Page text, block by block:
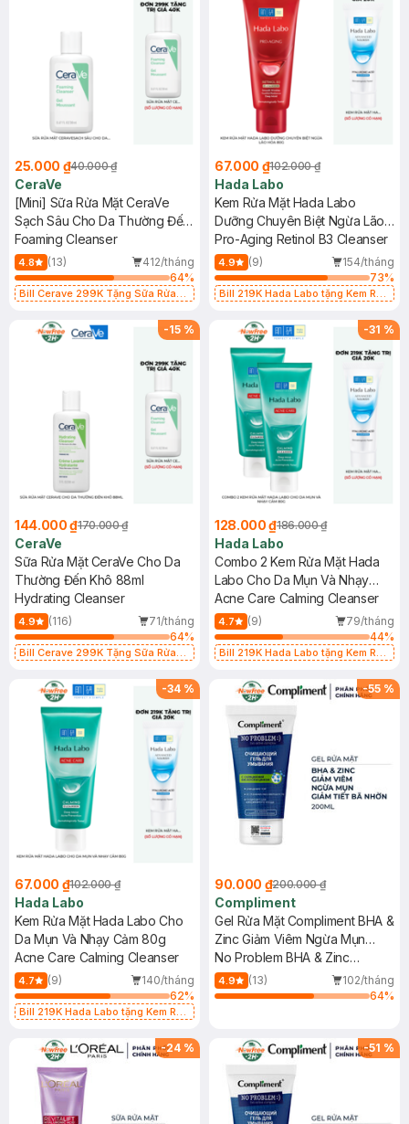
25.000 ₫40.000 ₫
CeraVe
[Mini] Sữa Rửa Mặt CeraVe
Sạch Sâu Cho Da Thường Đến
Da Dầu 30ml
Foaming Cleanser
4.8 (13)
412/tháng
64%
Bill Cerave 299K Tặng Sữa Rửa
67.000 ₫102.000 ₫
Hada Labo
Kem Rửa Mặt Hada Labo
Dưỡng Chuyên Biệt Ngừa Lão
Hóa 80g
Pro-Aging Retinol B3 Cleanser
4.9 (9)
154/tháng
73%
Bill 219K Hada Labo tặng Kem Rửa
-15 %
144.000 ₫170.000 ₫
CeraVe
Sữa Rửa Mặt CeraVe Cho Da
Thường Đến Khô 88ml
Hydrating Cleanser
4.9 (116)
71/tháng
64%
Bill Cerave 299K Tặng Sữa Rửa
-31 %
128.000 ₫186.000 ₫
Hada Labo
Combo 2 Kem Rửa Mặt Hada
Labo Cho Da Mụn Và Nhạy
Cảm 80g
Acne Care Calming Cleanser
4.7 (9)
79/tháng
44%
Bill 219K Hada Labo tặng Kem Rửa
-34 %
67.000 ₫102.000 ₫
Hada Labo
Kem Rửa Mặt Hada Labo Cho
Da Mụn Và Nhạy Cảm 80g
Acne Care Calming Cleanser
4.7 (9)
140/tháng
62%
Bill 219K Hada Labo tặng Kem Rửa
-55 %
90.000 ₫200.000 ₫
Compliment
Gel Rửa Mặt Compliment BHA &
Zinc Giảm Viêm Ngừa Mụn
200ml
No Problem BHA & Zinc
Cleansing Gel
4.9 (13)
102/tháng
64%
-24 % -51 %